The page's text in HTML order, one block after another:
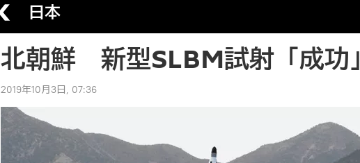
日本
北朝鮮 新型SLBM試射「成功」
2019年10月3日, 07:36